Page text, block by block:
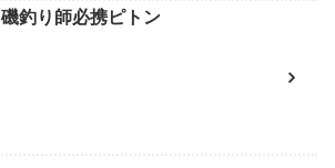
磯釣り師必携ピトン